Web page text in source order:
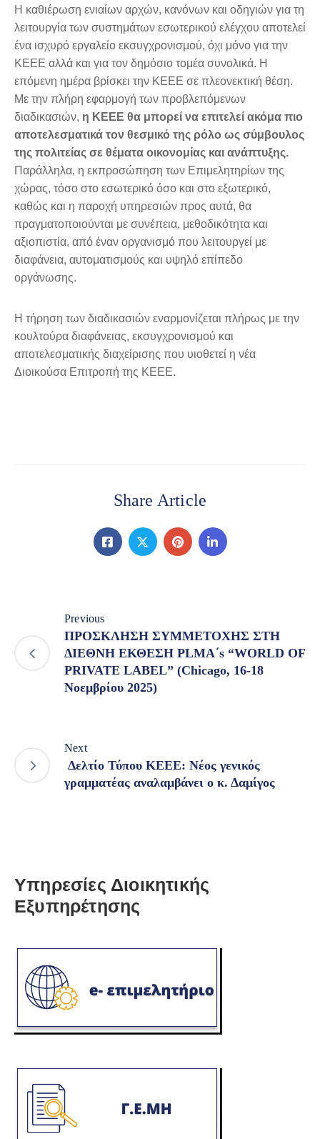
Η καθιέρωση ενιαίων αρχών, κανόνων και οδηγιών για τη
λειτουργία των συστημάτων εσωτερικού ελέγχου αποτελεί
ένα ισχυρό εργαλείο εκσυγχρονισμού, όχι μόνο για την
ΚΕΕΕ αλλά και για τον δημόσιο τομέα συνολικά. Η
επόμενη ημέρα βρίσκει την ΚΕΕΕ σε πλεονεκτική θέση.
Με την πλήρη εφαρμογή των προβλεπόμενων
διαδικασιών, η ΚΕΕΕ θα μπορεί να επιτελεί ακόμα πιο
αποτελεσματικά τον θεσμικό της ρόλο ως σύμβουλος
της πολιτείας σε θέματα οικονομίας και ανάπτυξης.
Παράλληλα, η εκπροσώπηση των Επιμελητηρίων της
χώρας, τόσο στο εσωτερικό όσο και στο εξωτερικό,
καθώς και η παροχή υπηρεσιών προς αυτά, θα
πραγματοποιούνται με συνέπεια, μεθοδικότητα και
αξιοπιστία, από έναν οργανισμό που λειτουργεί με
διαφάνεια, αυτοματισμούς και υψηλό επίπεδο
οργάνωσης.
Η τήρηση των διαδικασιών εναρμονίζεται πλήρως με την
κουλτούρα διαφάνειας, εκσυγχρονισμού και
αποτελεσματικής διαχείρισης που υιοθετεί η νέα
Διοικούσα Επιτροπή της ΚΕΕΕ.
Share Article
Previous
ΠΡΟΣΚΛΗΣΗ ΣΥΜΜΕΤΟΧΗΣ ΣTH
ΔΙΕΘΝΗ ΕΚΘΕΣΗ PLMA΄s “WORLD OF
PRIVATE LABEL” (Chicago, 16-18
Νοεμβρίου 2025)
Next
Δελτίο Τύπου ΚΕΕΕ: Νέος γενικός
γραμματέας αναλαμβάνει ο κ. Δαμίγος
Υπηρεσίες Διοικητικής
Εξυπηρέτησης